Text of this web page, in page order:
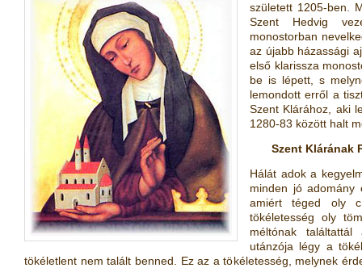
született 1205-ben.
Szent Hedvig
monostorban
az újabb házassági
első klarissza
be is lépett, s
lemondott erről a
Szent Klárához, aki
1280-83 között halt
Szent Klárának
Hálát adok a
minden jó adomány
amiért téged oly
tökéletesség oly
méltónak
utánzója légy a
tökéletlent nem talált benned. Ez az a tökéletesség, melynek